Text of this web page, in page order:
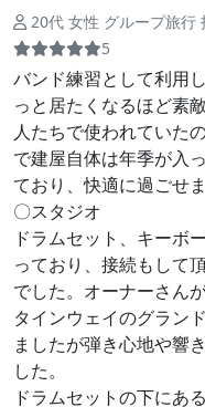
20代 女性 グループ旅行
5
バンド練習として利用
っと居たくなるほど素
人たちで使われていた
で建屋自体は年季が入
ており、快適に過ごせま
〇スタジオ
ドラムセット、キーボ
っており、接続もして
でした。オーナーさん
タインウェイのグラン
ましたが弾き心地や響
した。
ドラムセットの下にあ